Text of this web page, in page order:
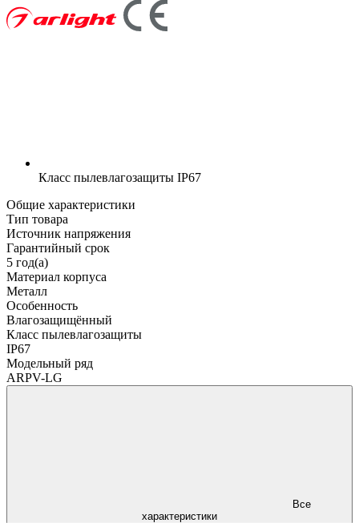
Класс пылевлагозащиты IP67
Общие характеристики
Тип товара
Источник напряжения
Гарантийный срок
5 год(а)
Материал корпуса
Металл
Особенность
Влагозащищённый
Класс пылевлагозащиты
IP67
Модельный ряд
ARPV-LG
характеристики